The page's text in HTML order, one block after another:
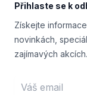
Přihlaste se k
Získejte
novinkách,
zajímavých akcích.
Email address